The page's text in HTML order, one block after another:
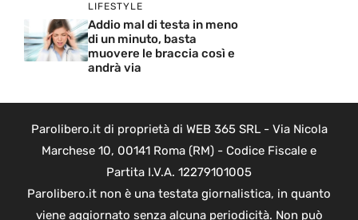
LIFESTYLE
Addio mal di testa in meno
di un minuto, basta
muovere le braccia così e
andrà via
Parolibero.it di proprietà di WEB 365 SRL - Via Nicola
Marchese 10, 00141 Roma (RM) - Codice Fiscale e
Partita I.V.A. 12279101005
Parolibero.it non è una testata giornalistica, in quanto
viene aggiornato senza alcuna periodicità. Non può